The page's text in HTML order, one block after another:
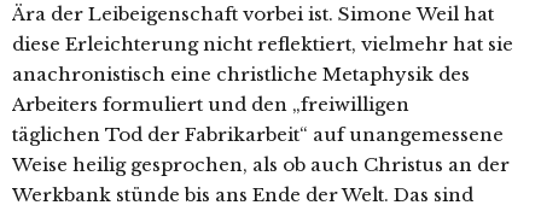
Ära der Leibeigenschaft vorbei ist. Simone Weil hat
diese Erleichterung nicht reflektiert, vielmehr hat sie
anachronistisch eine christliche Metaphysik des
Arbeiters formuliert und den „freiwilligen
täglichen Tod der Fabrikarbeit“ auf unangemessene
Weise heilig gesprochen, als ob auch Christus an der
Werkbank stünde bis ans Ende der Welt. Das sind